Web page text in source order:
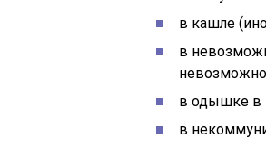
в кашле
в
в одышке в
в